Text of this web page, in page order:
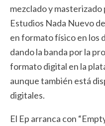
mezclado y
Estudios Nada Nuevo
en formato físico en los
dando la banda por la
formato digital en la
aunque también está
digitales.
El Ep arranca con